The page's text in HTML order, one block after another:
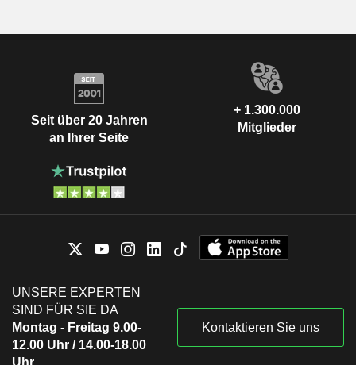
Seit über 20 Jahren
an Ihrer Seite
+ 1.300.000
Mitglieder
UNSERE EXPERTEN
SIND FÜR SIE DA
Montag - Freitag 9.00-
12.00 Uhr / 14.00-18.00
Kontaktieren Sie uns